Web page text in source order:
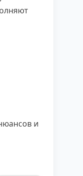
и